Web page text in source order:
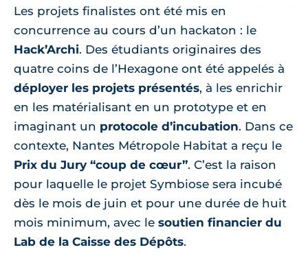
Les projets finalistes ont été mis en
concurrence au cours d’un hackaton : le
Hack’Archi. Des étudiants originaires des
quatre coins de l’Hexagone ont été appelés à
déployer les projets présentés, à les enrichir
en les matérialisant en un prototype et en
imaginant un protocole d’incubation. Dans ce
contexte, Nantes Métropole Habitat a reçu le
Prix du Jury “coup de cœur”. C’est la raison
pour laquelle le projet Symbiose sera incubé
dès le mois de juin et pour une durée de huit
mois minimum, avec le soutien financier du
Lab de la Caisse des Dépôts.